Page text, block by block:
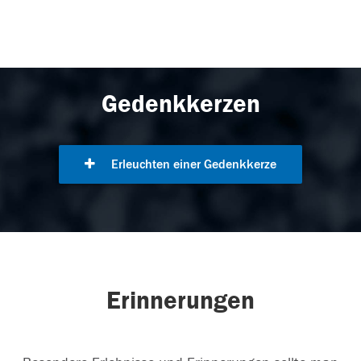
Gedenkkerzen
Erleuchten einer Gedenkkerze
Erinnerungen